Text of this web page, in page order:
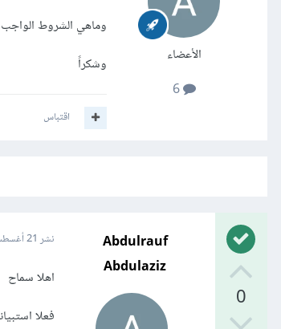
الأعضاء
6
وماهي الشروط الواجب
وشكراً
اقتباس
0
Abdulrauf
Abdulaziz
نشر 21 أغسطس 2020
اهلا سماح
فعلا